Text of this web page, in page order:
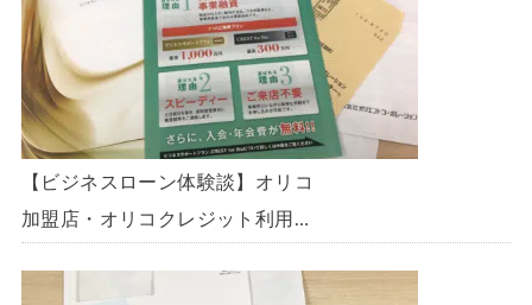
を丁寧に解説します。
【ビジネスローン体験談】オリコ
加盟店・オリコクレジット利用中
「オリコビジネスサポートプラ